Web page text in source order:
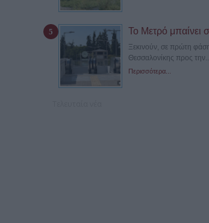
Το Μετρό μπαίνει
Ξεκινούν, σε πρώτη
Θεσσαλονίκης προς
Περισσότερα...